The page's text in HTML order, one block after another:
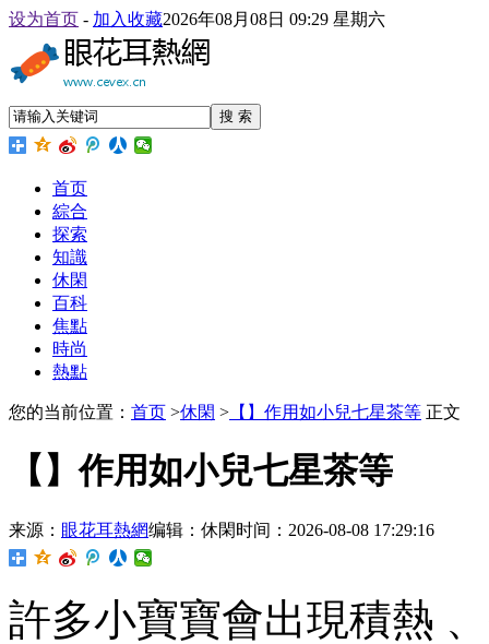
设为首页 - 加入收藏2026年08月08日 09:29 星期六
搜 索
首页
綜合
探索
知識
休閑
百科
焦點
時尚
熱點
您的当前位置： 首页 >休閑 > 【】作用如小兒七星茶等 正文
【】作用如小兒七星茶等
来源： 眼花耳熱網编辑：休閑时间：2026-08-08 17:29:16
許多小寶寶會出現積熱 